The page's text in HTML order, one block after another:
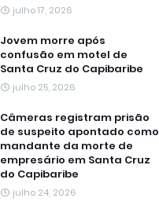
julho 17, 2026
Jovem morre após
confusão em motel de
Santa Cruz do Capibaribe
julho 25, 2026
Câmeras registram prisão
de suspeito apontado como
mandante da morte de
empresário em Santa Cruz
do Capibaribe
julho 24, 2026